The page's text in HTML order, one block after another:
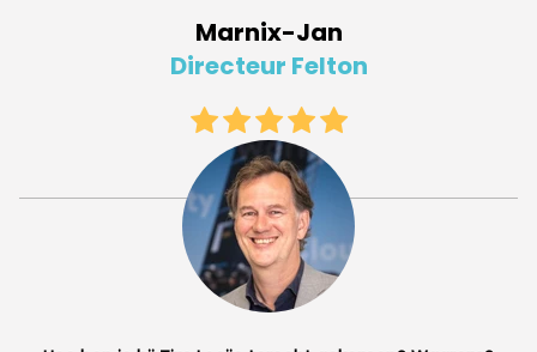
Marnix-Jan
Directeur Felton